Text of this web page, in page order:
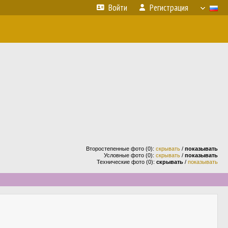
Войти Регистрация
Второстепенные фото (0): скрывать / показывать
Условные фото (0): скрывать / показывать
Технические фото (0): скрывать / показывать